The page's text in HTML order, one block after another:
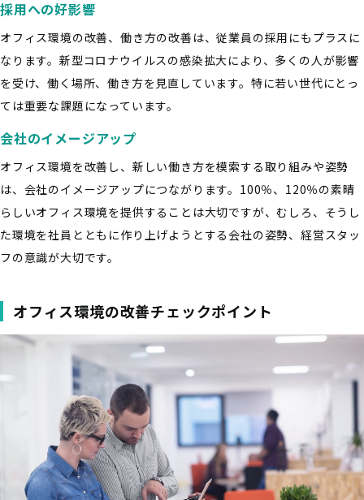
採用への好影響
オフィス環境の改善、働き方の改善は、従業員の採用にもプラスに
なります。新型コロナウイルスの感染拡大により、多くの人が影響
を受け、働く場所、働き方を見直しています。特に若い世代にとっ
ては重要な課題になっています。
会社のイメージアップ
オフィス環境を改善し、新しい働き方を模索する取り組みや姿勢
は、会社のイメージアップにつながります。100％、120％の素晴
らしいオフィス環境を提供することは大切ですが、むしろ、そうし
た環境を社員とともに作り上げようとする会社の姿勢、経営スタッ
フの意識が大切です。
オフィス環境の改善チェックポイント